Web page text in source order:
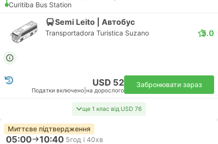
Curitiba Bus Station
Semi Leito | Автобус
Transportadora Turistica Suzano 5.0
USD 52
Податки включено на дорослого
Забронювати зараз
ще 1 клас від USD 76
Миттєве підтвердження
05:00 10:40 5год і 40хв